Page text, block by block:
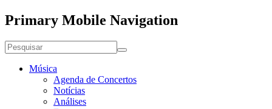
Primary Mobile Navigation
Música
Agenda de Concertos
Notícias
Análises